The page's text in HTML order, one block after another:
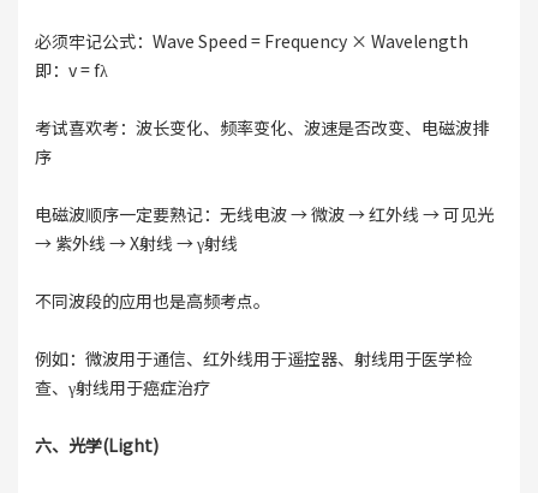
必须牢记公式：Wave Speed = Frequency × Wavelength
即：v = fλ
考试喜欢考：波长变化、频率变化、波速是否改变、电磁波排
序
电磁波顺序一定要熟记：无线电波 → 微波 → 红外线 → 可见光
→ 紫外线 → X射线 → γ射线
不同波段的应用也是高频考点。
例如：微波用于通信、红外线用于遥控器、射线用于医学检
查、γ射线用于癌症治疗
六、光学(Light)